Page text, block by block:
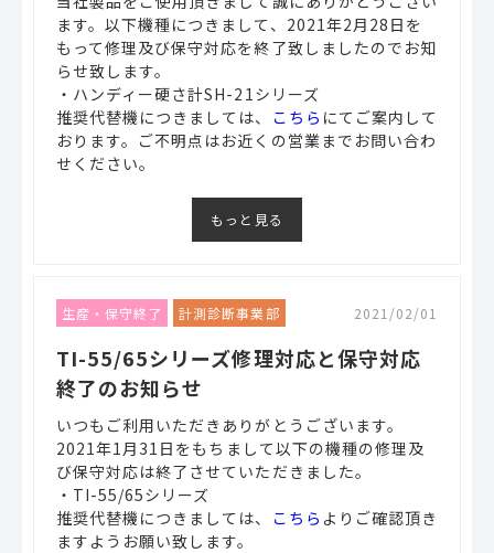
ます。以下機種につきまして、2021年2月28日を
もって修理及び保守対応を終了致しましたのでお知
らせ致します。
・ハンディー硬さ計SH-21シリーズ
推奨代替機につきましては、
こちら にてご案内して
おります。ご不明点はお近くの営業までお問い合わ
せください。
もっと見る
生産・保守終了 計測診断事業部 2021/02/01
TI-55/65シリーズ修理対応と保守対応
終了のお知らせ
いつもご利用いただきありがとうございます。
2021年1月31日をもちまして以下の機種の修理及
び保守対応は終了させていただきました。
・TI-55/65シリーズ
推奨代替機につきましては、
こちら よりご確認頂き
ますようお願い致します。